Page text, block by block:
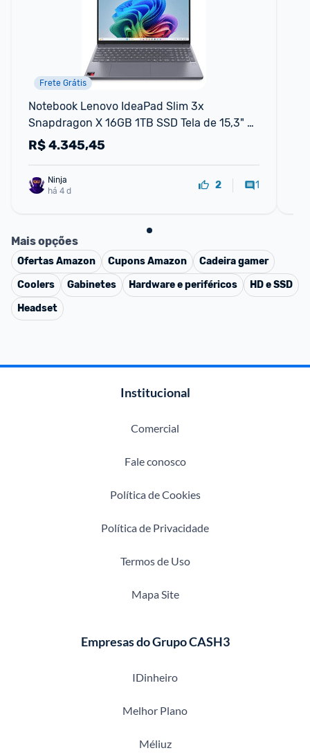
Frete Grátis
Notebook Lenovo IdeaPad Slim 3x
Snapdragon X 16GB 1TB SSD Tela de 15,3"
W11 Home - 83TW0003
R$4.345,45
há 4 d
2 1
Mais opções
OfertasAmazon CuponsAmazon
Cadeira gamer
Coolers
Gabinetes Hardware e periféricos
HD e SSD
Headset
Institucional
Comercial
Fale conosco
Política de Cookies
Política de Privacidade
Termos de Uso
Mapa Site
Empresas do Grupo CASH3
IDinheiro
Melhor Plano
Méliuz